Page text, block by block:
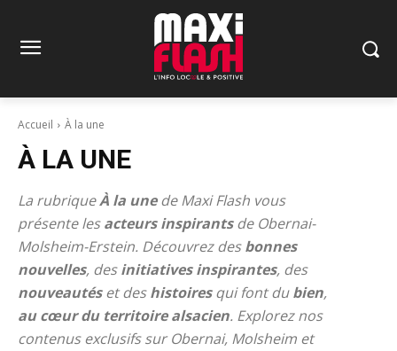
Accueil À la une
À LA UNE
La rubriqueÀ la unede Maxi Flash vous
présente lesacteurs inspirantsde Obernai-
Molsheim-Erstein. Découvrez desbonnes
nouvelles, desinitiatives inspirantes, des
nouveautéset deshistoiresqui font dubien,
au cœur du territoire alsacien. Explorez nos
contenus exclusifs sur Obernai, Molsheim et